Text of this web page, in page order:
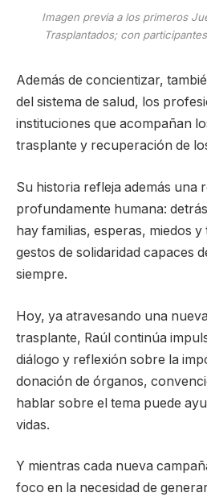
Imagen previa a los primeros
Trasplantados; con
Además de concientizar,
del sistema de salud, los
instituciones que acompañan
trasplante y recuperación de
Su historia refleja además una
profundamente humana:
hay familias, esperas, miedos
gestos de solidaridad capaces
siempre.
Hoy, ya atravesando una
trasplante, Raúl continúa
diálogo y reflexión sobre la
donación de órganos,
hablar sobre el tema puede
vidas.
Y mientras cada nueva
foco en la necesidad de